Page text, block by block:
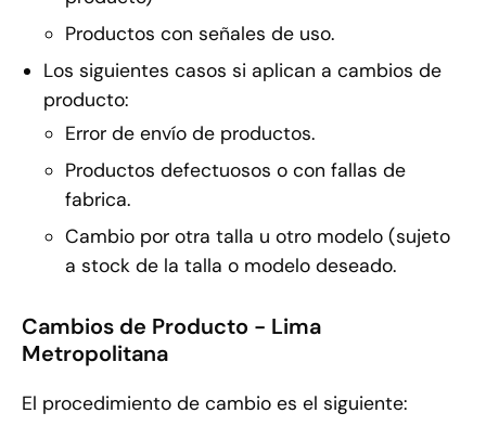
Productos con señales de uso.
Los siguientes casos si aplican a cambios de
producto:
Error de envío de productos.
Productos defectuosos o con fallas de
fabrica.
Cambio por otra talla u otro modelo (sujeto
a stock de la talla o modelo deseado.
Cambios de Producto - Lima
Metropolitana
El procedimiento de cambio es el siguiente: